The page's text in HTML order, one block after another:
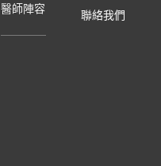
醫師陣容
聯絡我們